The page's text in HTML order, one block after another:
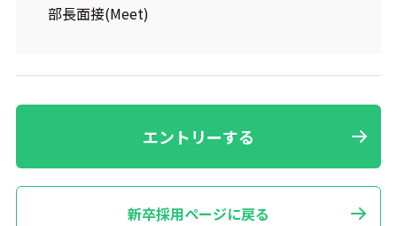
部長面接(Meet)
エントリーする
新卒採用ページに戻る